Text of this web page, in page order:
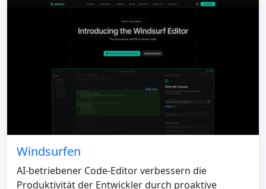
Windsurfen
AI-betriebener Code-Editor verbessern die
Produktivität der Entwickler durch proaktive